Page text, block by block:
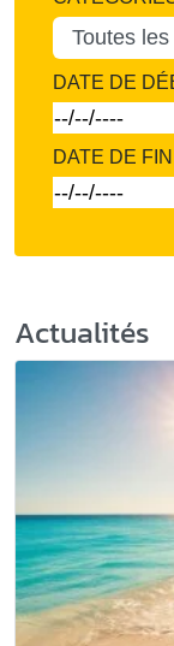
DATE DE
DATE DE FIN
Actualités